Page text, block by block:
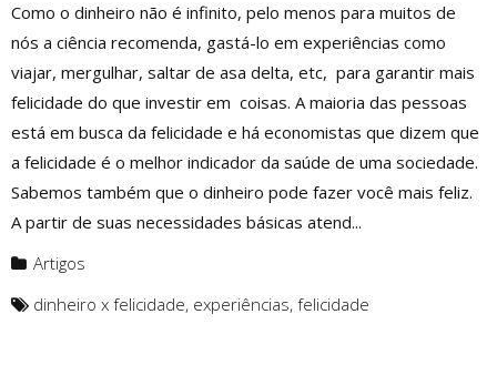
Como o dinheiro não é infinito, pelo menos para muitos de
nós a ciência recomenda, gastá-lo em experiências como
viajar, mergulhar, saltar de asa delta, etc, para garantir mais
felicidade do que investir em coisas. A maioria das pessoas
está em busca da felicidade e há economistas que dizem que
a felicidade é o melhor indicador da saúde de uma sociedade.
Sabemos também que o dinheiro pode fazer você mais feliz.
A partir de suas necessidades básicas atend...
Artigos
dinheiro x felicidade, experiências, felicidade